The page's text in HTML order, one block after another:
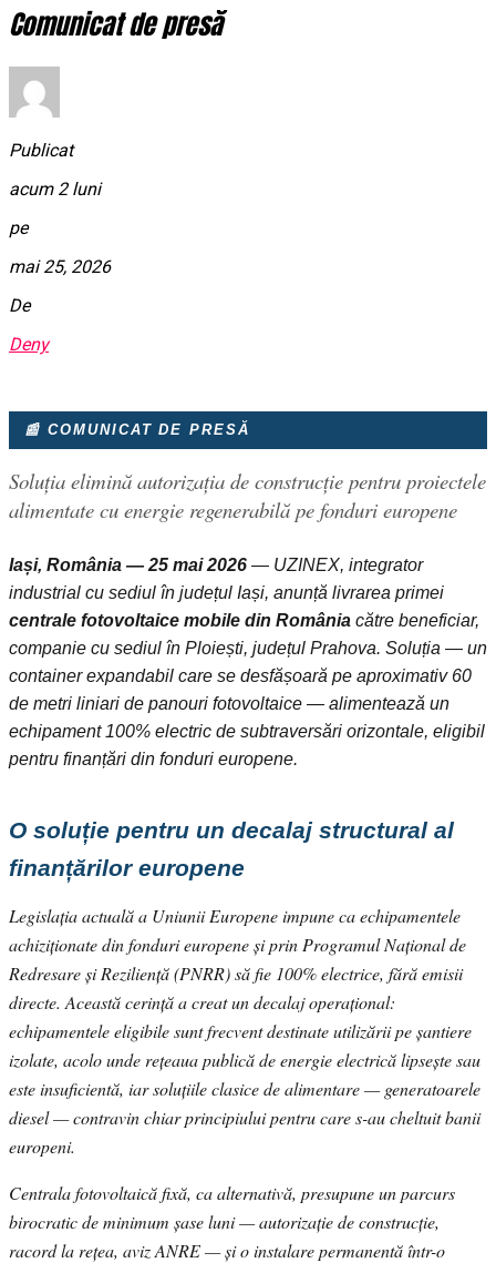
Comunicat de presă
Publicat
acum 2 luni
pe
mai 25, 2026
De
Deny
📰 COMUNICAT DE PRESĂ
Soluția elimină autorizația de construcție pentru proiectele
alimentate cu energie regenerabilă pe fonduri europene
Iași, România — 25 mai 2026 — UZINEX, integrator
industrial cu sediul în județul Iași, anunță livrarea primei
centrale fotovoltaice mobile din România către beneficiar,
companie cu sediul în Ploiești, județul Prahova. Soluția — un
container expandabil care se desfășoară pe aproximativ 60
de metri liniari de panouri fotovoltaice — alimentează un
echipament 100% electric de subtraversări orizontale, eligibil
pentru finanțări din fonduri europene.
O soluție pentru un decalaj structural al
finanțărilor europene
Legislația actuală a Uniunii Europene impune ca echipamentele
achiziționate din fonduri europene și prin Programul Național de
Redresare și Reziliență (PNRR) să fie 100% electrice, fără emisii
directe. Această cerință a creat un decalaj operațional:
echipamentele eligibile sunt frecvent destinate utilizării pe șantiere
izolate, acolo unde rețeaua publică de energie electrică lipsește sau
este insuficientă, iar soluțiile clasice de alimentare — generatoarele
diesel — contravin chiar principiului pentru care s-au cheltuit banii
europeni.
Centrala fotovoltaică fixă, ca alternativă, presupune un parcurs
birocratic de minimum șase luni — autorizație de construcție,
racord la rețea, aviz ANRE — și o instalare permanentă într-o